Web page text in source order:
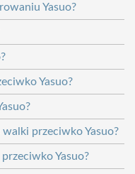
Yasuo?
Yasuo?
przeciwko Yasuo?
Yasuo?